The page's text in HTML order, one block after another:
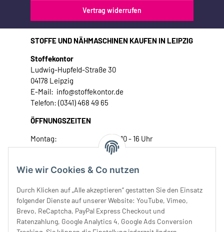
Wie wir Cookies & Co nutzen
Durch Klicken auf „Alle akzeptieren“ gestatten Sie den Einsatz
folgender Dienste auf unserer Website: YouTube, Vimeo,
Brevo, ReCaptcha, PayPal Express Checkout und
Ratenzahlung, Google Analytics 4, Google Ads Conversion
Vertrag widerrufen
STOFFE UND NÄHMASCHINEN KAUFEN IN LEIPZIG
Stoffekontor
Ludwig-Hupfeld-Straße 30
04178 Leipzig
E-Mail: info@stoffekontor.de
Telefon: (0341) 468 49 65
ÖFFNUNGSZEITEN
Montag:
10 - 16 Uhr
Dienstag:
10 - 16 Uhr
Donnerstag:
10 - 18 Uhr
Samstag:
10 - 14 Uhr
Unser Service